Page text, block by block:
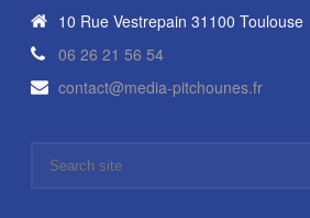
10 Rue Vestrepain 31100 Toulouse
06 26 21 56 54
contact@media-pitchounes.fr